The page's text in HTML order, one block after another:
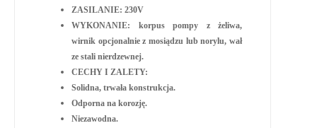
ZASILANIE: 230V
WYKONANIE: korpus pompy z żeliwa,
wirnik opcjonalnie z mosiądzu lub norylu, wał
ze stali nierdzewnej.
CECHY I ZALETY:
Solidna, trwała konstrukcja.
Odporna na korozję.
Niezawodna.